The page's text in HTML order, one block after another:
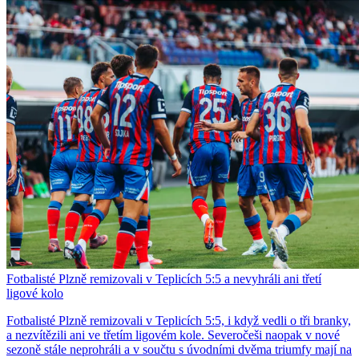
Fotbalisté Plzně remizovali v Teplicích 5:5 a nevyhráli ani třetí
ligové kolo
Fotbalisté Plzně remizovali v Teplicích 5:5, i když vedli o tři branky,
a nezvítězili ani ve třetím ligovém kole. Severočeši naopak v nové
sezoně stále neprohráli a v součtu s úvodními dvěma triumfy mají na